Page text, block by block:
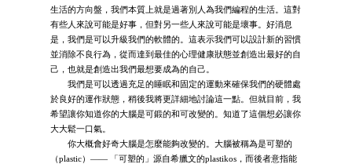
生活的方向盤，我們本質上就是過著別人為我們編程的生活。這對
有些人來說可能是好事，但對另一些人來說可能是壞事。好消息
是，我們是可以升級我們的軟體的。這表示我們可以設計新的習慣
並消除不良行為，從而達到最佳的心理健康狀態並創造出最好的自
己，也就是創造出我們最想要成為的自己。
我們是可以透過充足的睡眠和固定的運動來確保我們的硬體處
於良好的運作狀態，稍後我將更詳細地討論這一點。但就目前，我
希望讓你知道你的大腦是可鍛的和可改變的。知道了這個想必讓你
大大鬆一口氣。
你大概會好奇大腦是怎麼能夠改變的。大腦被稱為是可塑的
（plastic）—— 「可塑的」源自希臘文的plastikos，而後者意指能